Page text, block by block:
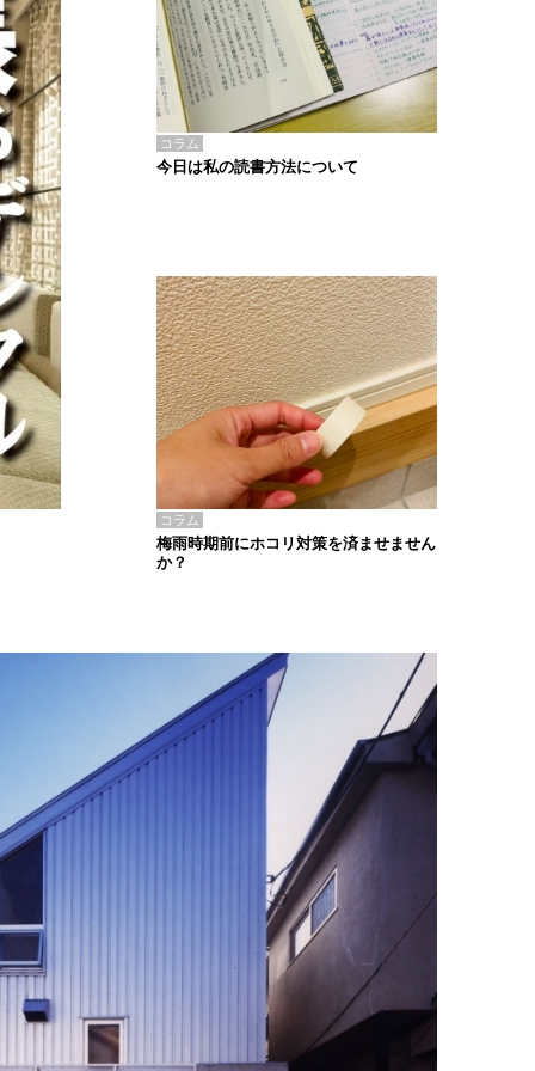
コラム
今日は私の読書方法について
コラム
梅雨時期前にホコリ対策を済ませません
か？